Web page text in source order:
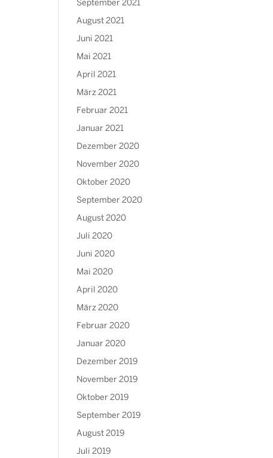
September 2021
August 2021
Juni 2021
Mai 2021
April 2021
März 2021
Februar 2021
Januar 2021
Dezember 2020
November 2020
Oktober 2020
September 2020
August 2020
Juli 2020
Juni 2020
Mai 2020
April 2020
März 2020
Februar 2020
Januar 2020
Dezember 2019
November 2019
Oktober 2019
September 2019
August 2019
Juli 2019